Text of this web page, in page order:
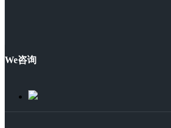
We咨询